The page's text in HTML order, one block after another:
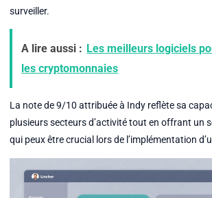
surveiller.
A lire aussi : Les meilleurs logiciels
les cryptomonnaies
La note de 9/10 attribuée à Indy reflète sa
plusieurs secteurs d’activité tout en offrant un
qui peux être crucial lors de l’implémentation